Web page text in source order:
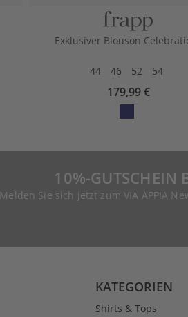
Exklusiver Blouson
44 46 52 54
179,99 €
10%-GUTSCHEIN
Melden Sie sich jetzt zum VIA APPIA
KATEGORIEN
Shirts & Tops